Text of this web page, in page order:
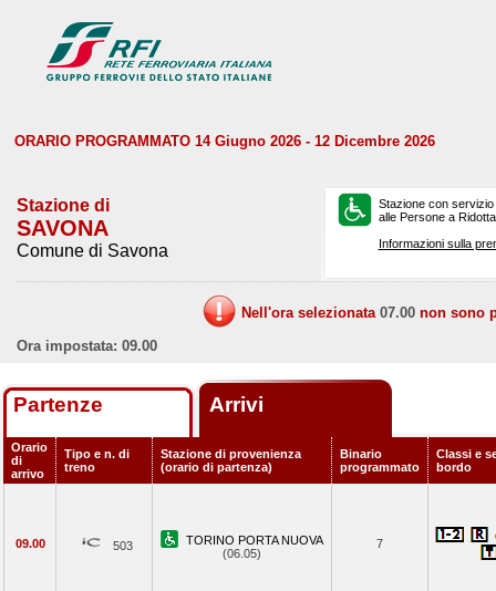
ORARIO PROGRAMMATO 14 Giugno 2026 - 12 Dicembre 2026
Stazione di
SAVONA
Comune di Savona
Stazione con
alle Persone a
Informazioni sulla
Nell'ora selezionata 07.00 non sono
Ora impostata: 09.00
Partenze Arrivi
Orario
di
arrivo
Tipo e n. di
treno
Stazione di provenienza
(orario di partenza)
Binario
programmato
Classi e
bordo
09.00 503
TORINO PORTA NUOVA
(06.05)
7